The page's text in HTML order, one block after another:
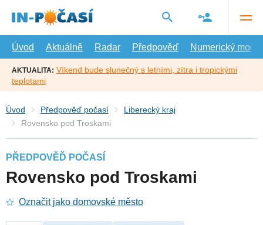
hlavní
Úvod
Aktuálně Radar Předpověď Numerický model
AKTUALITA: Víkend bude slunečný s letními, zítra i tropickými
teplotami
Úvod Předpověď počasí
Liberecký kraj
Rovensko pod Troskami
PŘEDPOVĚĎ POČASÍ
Rovensko pod Troskami
Označit jako domovské město